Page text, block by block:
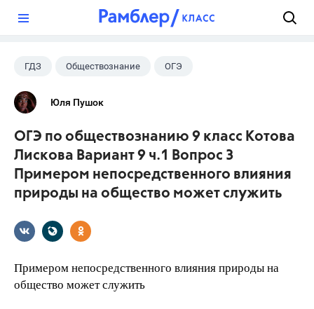
ГДЗ Обществознание ОГЭ
9 класс
Юля Пушок
ОГЭ по обществознанию 9 класс Котова
Лискова Вариант 9 ч.1 Вопрос 3
Примером непосредственного влияния
природы на общество может служить
Примером непосредственного влияния природы на
общество может служить